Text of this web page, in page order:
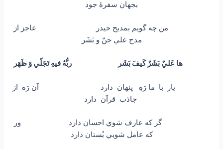
بجهان سفرۀ جود
من چه گويم بمديح حيدر عاجز از
مدح علي جنّ و بَشَر
ها عَليٌ بَشَرٌ كَيفَ بَشَر ربُّهُ فيهِ تَجَلّي وَ ظَهَر
يار با ما رَهِ پنهان دارد آن رَه از
جاذب قرآن دارد
گر كه عارف شوي احسان دارد ور
كه عامل شويي بُستان دارد